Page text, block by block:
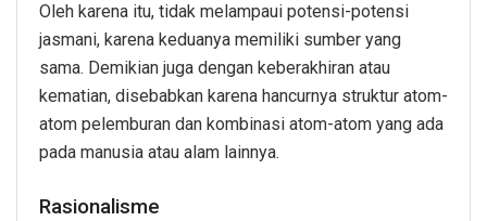
Oleh karena itu, tidak melampaui potensi-potensi
jasmani, karena keduanya memiliki sumber yang
sama. Demikian juga dengan keberakhiran atau
kematian, disebabkan karena hancurnya struktur atom-
atom pelemburan dan kombinasi atom-atom yang ada
pada manusia atau alam lainnya.
Rasionalisme